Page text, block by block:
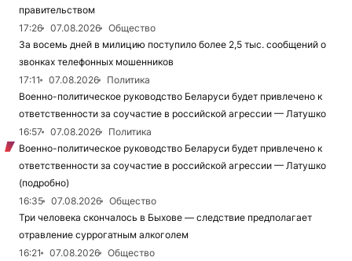
правительством
17:26
07.08.2026
Общество
За восемь дней в милицию поступило более 2,5 тыс. сообщений о
звонках телефонных мошенников
17:11
07.08.2026
Политика
Военно-политическое руководство Беларуси будет привлечено к
ответственности за соучастие в российской агрессии — Латушко
16:57
07.08.2026
Политика
Военно-политическое руководство Беларуси будет привлечено к
ответственности за соучастие в российской агрессии — Латушко
(подробно)
16:35
07.08.2026
Общество
Три человека скончалось в Быхове — следствие предполагает
отравление суррогатным алкоголем
16:21
07.08.2026
Общество